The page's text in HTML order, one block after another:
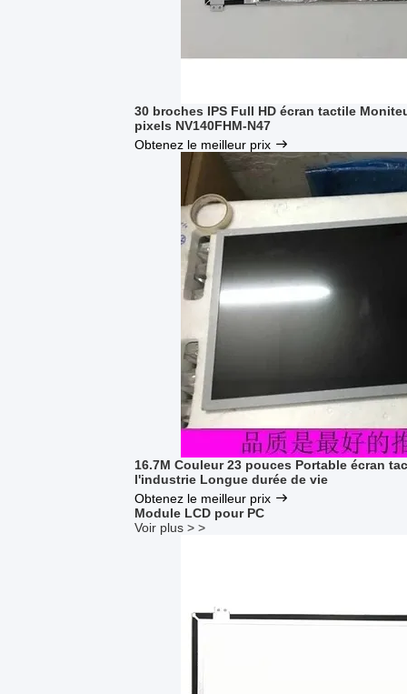
30 broches IPS Full HD écran tactile
pixels NV140FHM-N47
Obtenez le meilleur prix
16.7M Couleur 23 pouces Portable écran
l'industrie Longue durée de vie
Obtenez le meilleur prix
Module LCD pour PC
Voir plus > >